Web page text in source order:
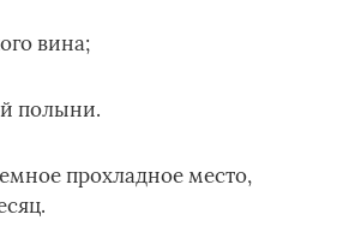
вина;
полыни.
прохладное место,